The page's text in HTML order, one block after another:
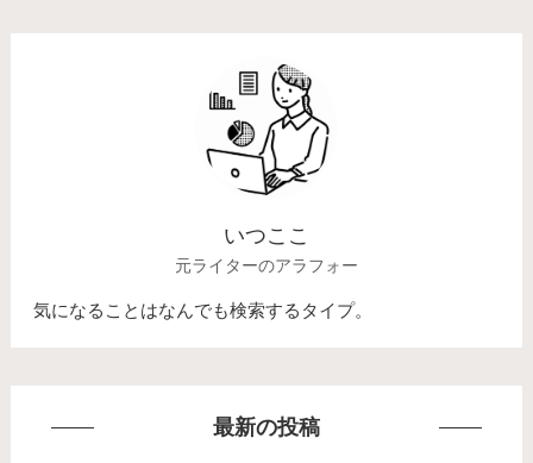
いつここ
元ライターのアラフォー
気になることはなんでも検索するタイプ。
最新の投稿